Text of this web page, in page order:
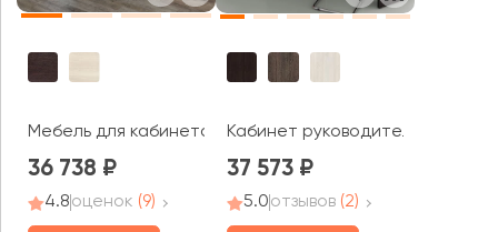
Мебель для кабинета руководителя Свифт / Swift
36 738
4.8оценок (9)
Кабинет руководителя ТАЙМ-
37 573
5.0отзывов (2)